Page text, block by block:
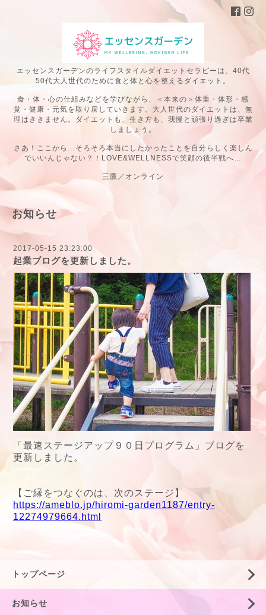
エッセンスガーデンのライフスタイルダイエットセラピーは、40代
50代大人世代のために食と体と心を整えるダイエット。
食・体・心の仕組みなどを学びながら、＜本来の＞体重・体形・感
覚・健康・元気を取り戻していきます。大人世代のダイエットは、無
理はききません。ダイエットも、生き方も、我慢と頑張り過ぎは卒業
しましょう。
さあ！ここから…そろそろ本当にしたかったことを自分らしく楽しん
でいいんじゃない？！LOVE&WELLNESSで笑顔の後半戦へ…
三鷹／オンライン
お知らせ
2017-05-15 23:23:00
起業ブログを更新しました。
「最速ステージアップ９０日プログラム」ブログを
更新しました。
【ご縁をつなぐのは、次のステージ】
https://ameblo.jp/hiromi-garden1187/entry-
12274979664.html
トップページ
お知らせ